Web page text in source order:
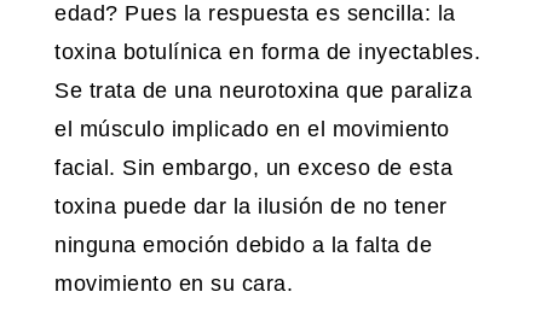
edad? Pues la respuesta es sencilla: la
toxina botulínica en forma de inyectables.
Se trata de una neurotoxina que paraliza
el músculo implicado en el movimiento
facial. Sin embargo, un exceso de esta
toxina puede dar la ilusión de no tener
ninguna emoción debido a la falta de
movimiento en su cara.